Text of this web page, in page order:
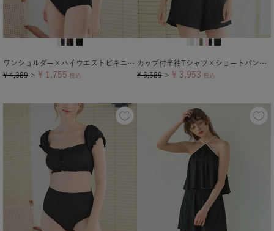
ワンショルダー×ハイウエストビキニ/水着
¥ 4,389 ＞ ¥ 1,755 税込
カップ付半袖Tシャツ×ショートパンツ/セット水着
¥ 6,589 ＞ ¥ 3,953 税込